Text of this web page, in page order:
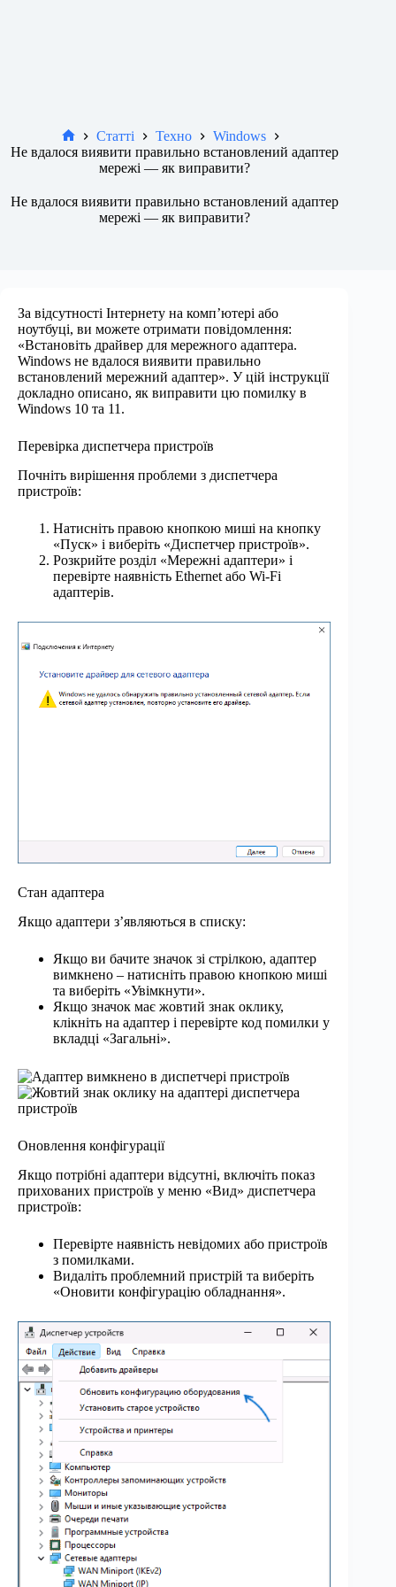
Новини
Статті Техно
Windows
Не вдалося виявити правильно встановлений адаптер
мережі — як виправити?
Не вдалося виявити правильно встановлений адаптер
мережі — як виправити?
За відсутності Інтернету на комп’ютері або
ноутбуці, ви можете отримати повідомлення:
«Встановіть драйвер для мережного адаптера.
Windows не вдалося виявити правильно
встановлений мережний адаптер». У цій інструкції
докладно описано, як виправити цю помилку в
Windows 10 та 11.
Перевірка диспетчера пристроїв
Почніть вирішення проблеми з диспетчера
пристроїв:
Натисніть правою кнопкою миші на кнопку
«Пуск» і виберіть «Диспетчер пристроїв».
Розкрийте розділ «Мережні адаптери» і
перевірте наявність Ethernet або Wi-Fi
адаптерів.
Стан адаптера
Якщо адаптери з’являються в списку:
Якщо ви бачите значок зі стрілкою, адаптер
вимкнено – натисніть правою кнопкою миші
та виберіть «Увімкнути».
Якщо значок має жовтий знак оклику,
клікніть на адаптер і перевірте код помилки у
вкладці «Загальні».
Оновлення конфігурації
Якщо потрібні адаптери відсутні, включіть показ
прихованих пристроїв у меню «Вид» диспетчера
пристроїв:
Перевірте наявність невідомих або пристроїв
з помилками.
Видаліть проблемний пристрій та виберіть
«Оновити конфігурацію обладнання».